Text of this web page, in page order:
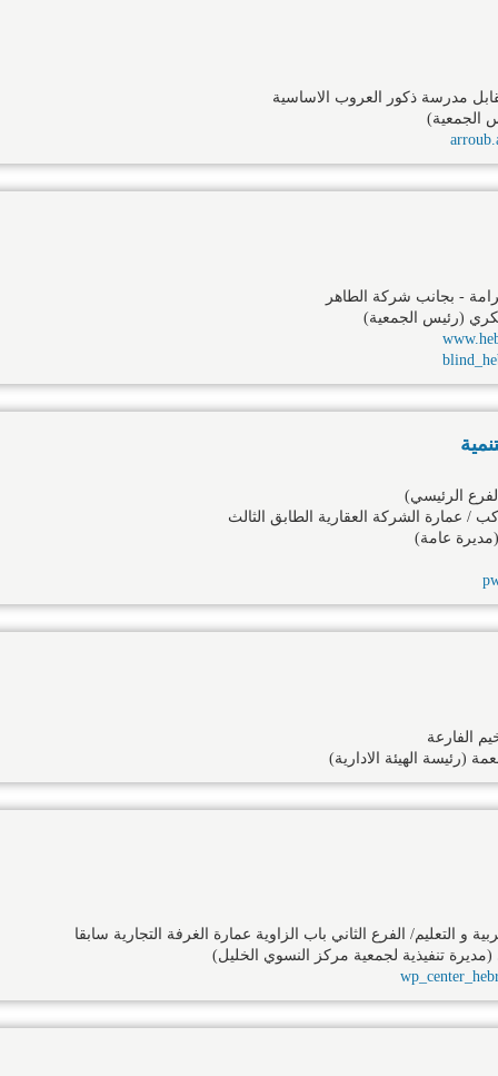
مدرسة ذكور العروب الاساسية
الجمعية)
- بجانب شركة الطاهر
(رئيس الجمعية)
الرئيسي)
/ عمارة الشركة العقارية الطابق الثالث
عامة)
الفارعة
(رئيسة الهيئة الادارية)
و التعليم/ الفرع الثاني باب الزاوية عمارة الغرفة التجارية سابقا
تنفيذية لجمعية مركز النسوي الخليل)